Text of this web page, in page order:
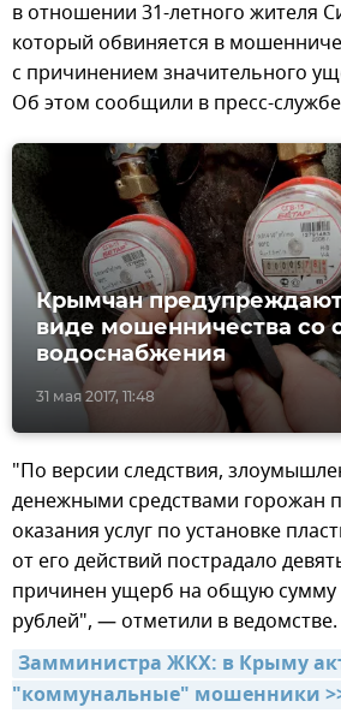
в отношении 31-летного жителя
который обвиняется в
с причинением значительного
Об этом сообщили в пресс-
31 мая 2017, 11:48
Крымчан
виде мошенничества со
водоснабжения
"По версии следствия,
денежными средствами горожан
оказания услуг по установке
от его действий пострадало
причинен ущерб на общую сумму
рублей", — отметили в ведомстве.
Замминистра ЖКХ: в Крыму
"коммунальные" мошенники